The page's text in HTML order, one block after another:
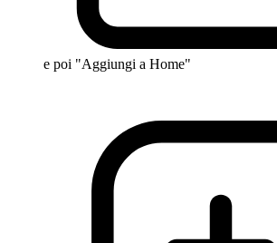
e poi "Aggiungi a Home"